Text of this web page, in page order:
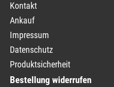
Kontakt
Ankauf
Impressum
Datenschutz
Produktsicherheit
Bestellung widerrufen